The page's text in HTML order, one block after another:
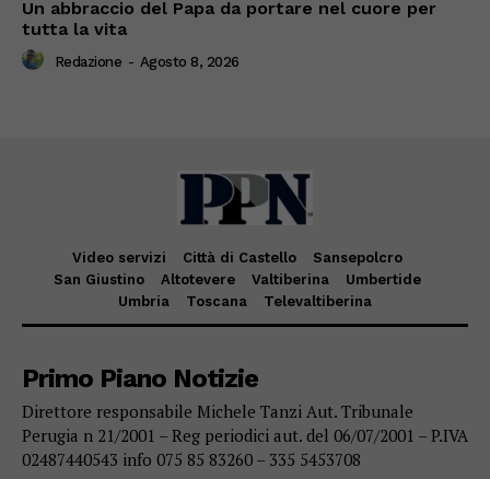
Un abbraccio del Papa da portare nel cuore per
tutta la vita
Redazione - Agosto 8, 2026
Video servizi Città di Castello
Sansepolcro
San Giustino
Altotevere Valtiberina
Umbertide
Umbria
Toscana Televaltiberina
Primo Piano Notizie
Direttore responsabile Michele Tanzi Aut. Tribunale
Perugia n 21/2001 – Reg periodici aut. del 06/07/2001 – P.IVA
02487440543 info 075 85 83260 – 335 5453708